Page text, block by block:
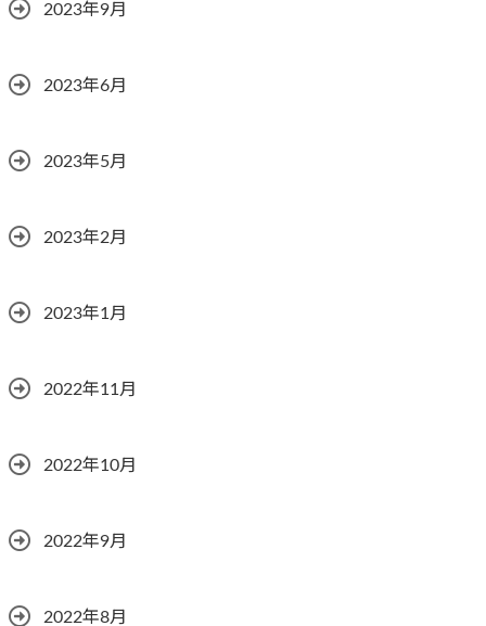
2023年9月
2023年6月
2023年5月
2023年2月
2023年1月
2022年11月
2022年10月
2022年9月
2022年8月